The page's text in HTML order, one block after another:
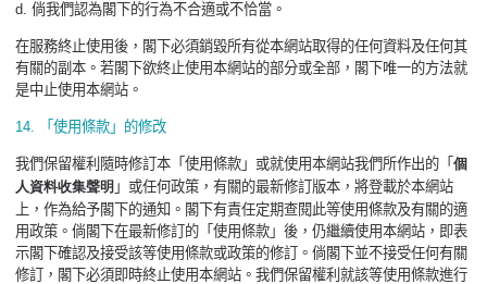
d. 倘我們認為閣下的行為不合適或不恰當。
在服務終止使用後，閣下必須銷毀所有從本網站取得的任何資料及任何其
有關的副本。若閣下欲終止使用本網站的部分或全部，閣下唯一的方法就
是中止使用本網站。
14. 「使用條款」的修改
我們保留權利隨時修訂本「使用條款」或就使用本網站我們所作出的「 個
人資料收集聲明 」或任何政策，有關的最新修訂版本，將登載於本網站
上，作為給予閣下的通知。閣下有責任定期查閱此等使用條款及有關的適
用政策。倘閣下在最新修訂的「使用條款」後，仍繼續使用本網站，即表
示閣下確認及接受該等使用條款或政策的修訂。倘閣下並不接受任何有關
修訂，閣下必須即時終止使用本網站。我們保留權利就該等使用條款進行